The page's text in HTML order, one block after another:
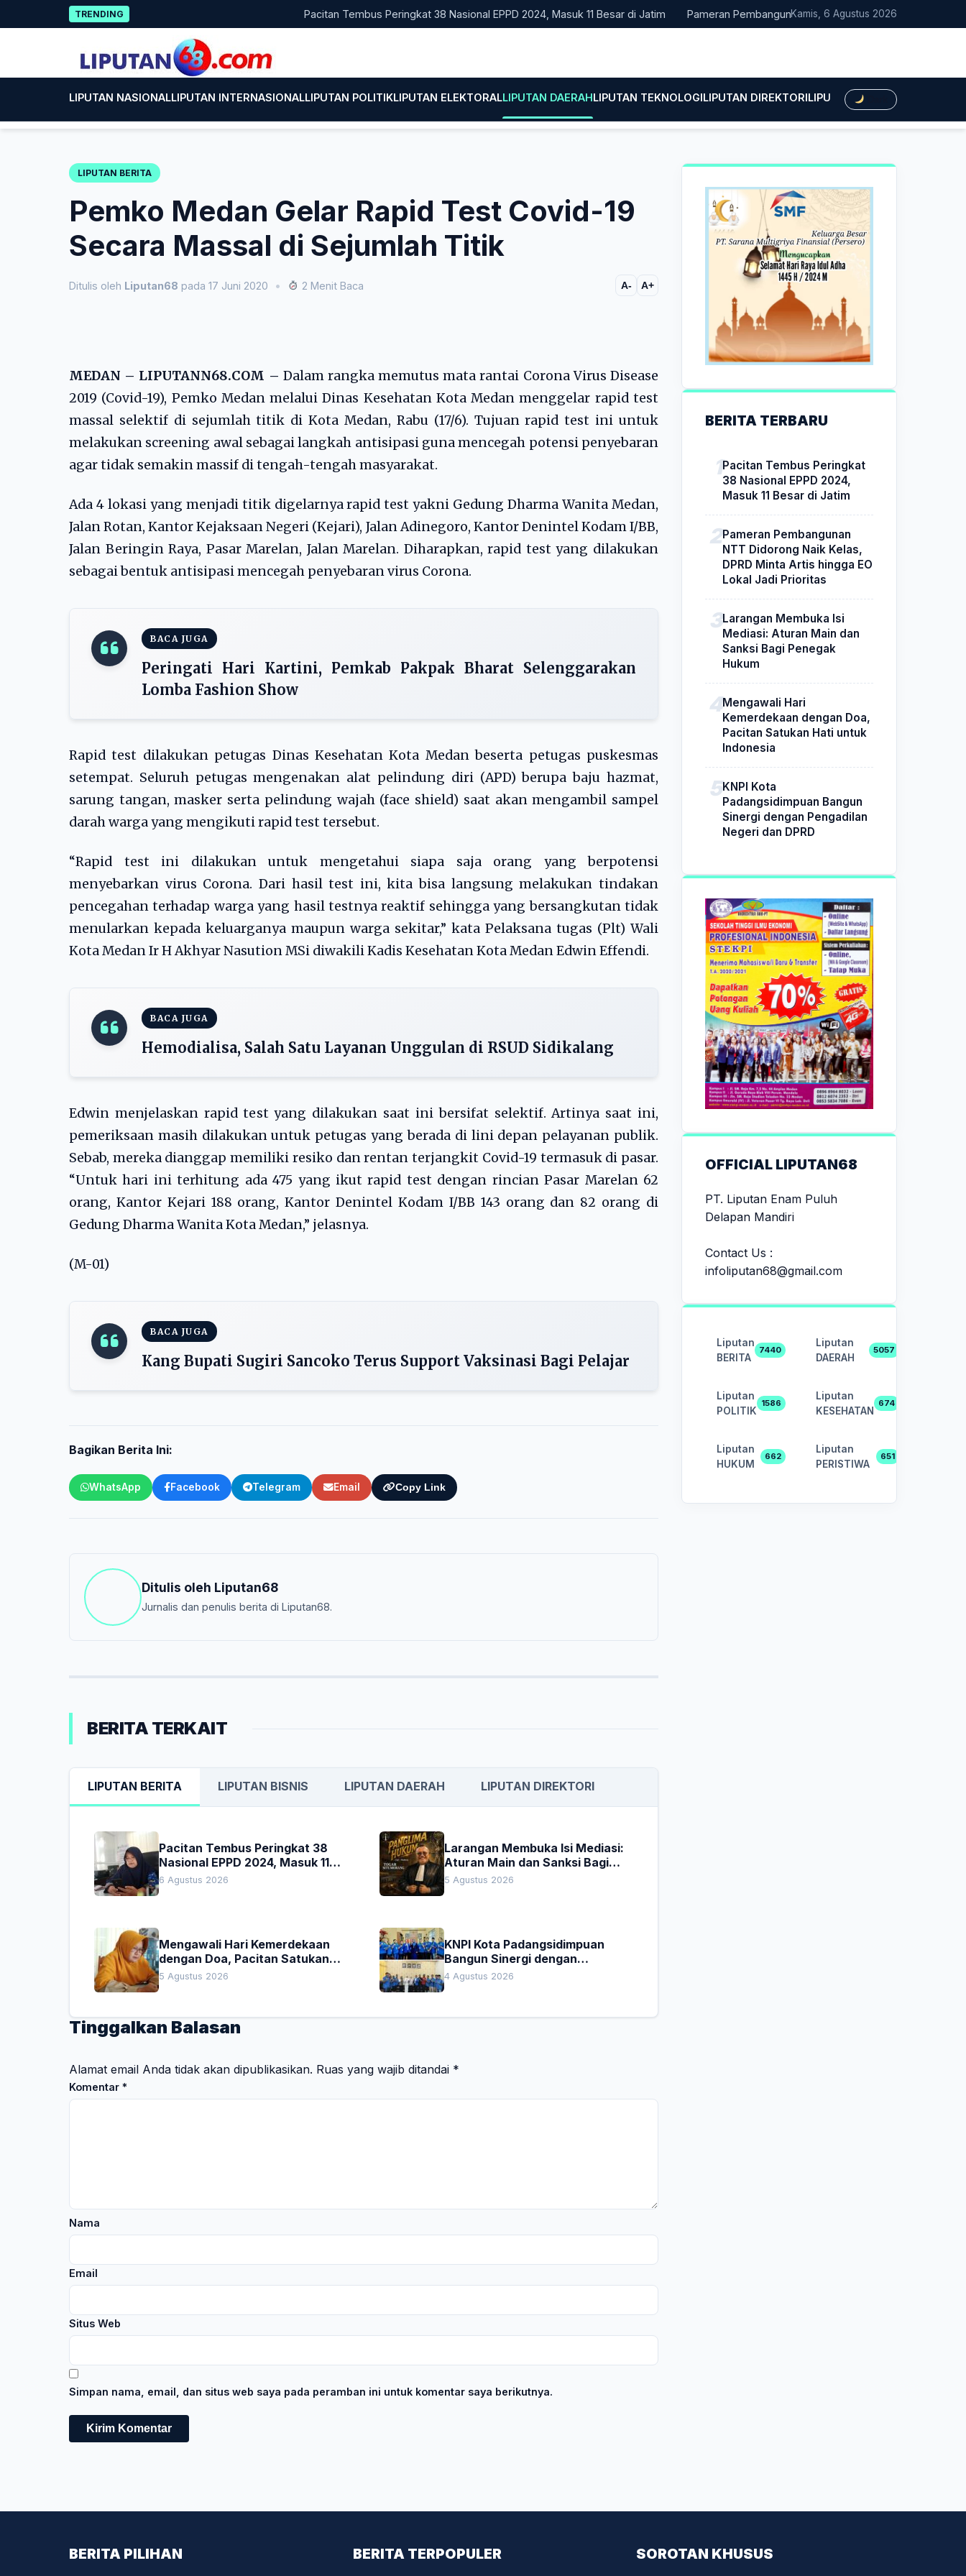
to
TRENDING Pacitan Tembus Peringkat 38 Nasional EPPD 2024, Masuk 11 Besar di Jatim Pameran Pembangunan NTT Didorong Naik Kelas, DPRD Minta
Kamis, 6 Agustus 2026
LIPUTAN NASIONALLIPUTAN INTERNASIONALLIPUTAN POLITIKLIPUTAN ELEKTORALLIPUTAN DAERAHLIPUTAN TEKNOLOGILIPUTAN DIREKTORILIPUTAN HUKUMLIPUTAN
LIPUTAN BERITA
Pemko Medan Gelar Rapid Test Covid-19
Secara Massal di Sejumlah Titik
Ditulis oleh Liputan68 pada 17 Juni 2020 • 2 Menit Baca A- A+
MEDAN – LIPUTANN68.COM – Dalam rangka memutus mata rantai Corona Virus Disease
2019 (Covid-19), Pemko Medan melalui Dinas Kesehatan Kota Medan menggelar rapid test
massal selektif di sejumlah titik di Kota Medan, Rabu (17/6). Tujuan rapid test ini untuk
melakukan screening awal sebagai langkah antisipasi guna mencegah potensi penyebaran
agar tidak semakin massif di tengah-tengah masyarakat.
Ada 4 lokasi yang menjadi titik digelarnya rapid test yakni Gedung Dharma Wanita Medan,
Jalan Rotan, Kantor Kejaksaan Negeri (Kejari), Jalan Adinegoro, Kantor Denintel Kodam I/BB,
Jalan Beringin Raya, Pasar Marelan, Jalan Marelan. Diharapkan, rapid test yang dilakukan
sebagai bentuk antisipasi mencegah penyebaran virus Corona.
BACA JUGA
Peringati Hari Kartini, Pemkab Pakpak Bharat Selenggarakan
Lomba Fashion Show
Rapid test dilakukan petugas Dinas Kesehatan Kota Medan beserta petugas puskesmas
setempat. Seluruh petugas mengenakan alat pelindung diri (APD) berupa baju hazmat,
sarung tangan, masker serta pelindung wajah (face shield) saat akan mengambil sampel
darah warga yang mengikuti rapid test tersebut.
“Rapid test ini dilakukan untuk mengetahui siapa saja orang yang berpotensi
menyebarkan virus Corona. Dari hasil test ini, kita bisa langsung melakukan tindakan
pencegahan terhadap warga yang hasil testnya reaktif sehingga yang bersangkutan tidak
menularkan kepada keluarganya maupun warga sekitar,” kata Pelaksana tugas (Plt) Wali
Kota Medan Ir H Akhyar Nasution MSi diwakili Kadis Kesehatan Kota Medan Edwin Effendi.
BACA JUGA
Hemodialisa, Salah Satu Layanan Unggulan di RSUD Sidikalang
Edwin menjelaskan rapid test yang dilakukan saat ini bersifat selektif. Artinya saat ini,
pemeriksaan masih dilakukan untuk petugas yang berada di lini depan pelayanan publik.
Sebab, mereka dianggap memiliki resiko dan rentan terjangkit Covid-19 termasuk di pasar.
“Untuk hari ini terhitung ada 475 yang ikut rapid test dengan rincian Pasar Marelan 62
orang, Kantor Kejari 188 orang, Kantor Denintel Kodam I/BB 143 orang dan 82 orang di
Gedung Dharma Wanita Kota Medan,” jelasnya.
(M-01)
BACA JUGA
Kang Bupati Sugiri Sancoko Terus Support Vaksinasi Bagi Pelajar
Bagikan Berita Ini:
WhatsApp Facebook Telegram Email Copy Link
Ditulis oleh Liputan68
Jurnalis dan penulis berita di Liputan68.
BERITA TERKAIT
LIPUTAN BERITA LIPUTAN BISNIS LIPUTAN DAERAH LIPUTAN DIREKTORI
Pacitan Tembus Peringkat 38
Nasional EPPD 2024, Masuk 11
Besar di Jatim
6 Agustus 2026
Larangan Membuka Isi Mediasi:
Aturan Main dan Sanksi Bagi
Penegak Hukum
5 Agustus 2026
Mengawali Hari Kemerdekaan
dengan Doa, Pacitan Satukan
Hati untuk Indonesia
5 Agustus 2026
KNPI Kota Padangsidimpuan
Bangun Sinergi dengan
Pengadilan Negeri dan DPRD
4 Agustus 2026
Tinggalkan Balasan
Alamat email Anda tidak akan dipublikasikan. Ruas yang wajib ditandai *
Komentar *
Nama
Email
Situs Web
Simpan nama, email, dan situs web saya pada peramban ini untuk komentar saya berikutnya.
BERITA TERBARU
Pacitan Tembus Peringkat
38 Nasional EPPD 2024,
Masuk 11 Besar di Jatim
Pameran Pembangunan
NTT Didorong Naik Kelas,
DPRD Minta Artis hingga EO
Lokal Jadi Prioritas
Larangan Membuka Isi
Mediasi: Aturan Main dan
Sanksi Bagi Penegak
Hukum
Mengawali Hari
Kemerdekaan dengan Doa,
Pacitan Satukan Hati untuk
Indonesia
KNPI Kota
Padangsidimpuan Bangun
Sinergi dengan Pengadilan
Negeri dan DPRD
OFFICIAL LIPUTAN68
PT. Liputan Enam Puluh
Delapan Mandiri
Contact Us :
infoliputan68@gmail.com
Liputan
BERITA
7440
Liputan
DAERAH
5057
Liputan
POLITIK
1586
Liputan
KESEHATAN
674
Liputan
HUKUM
662
Liputan
PERISTIWA
651
BERITA PILIHAN BERITA TERPOPULER SOROTAN KHUSUS